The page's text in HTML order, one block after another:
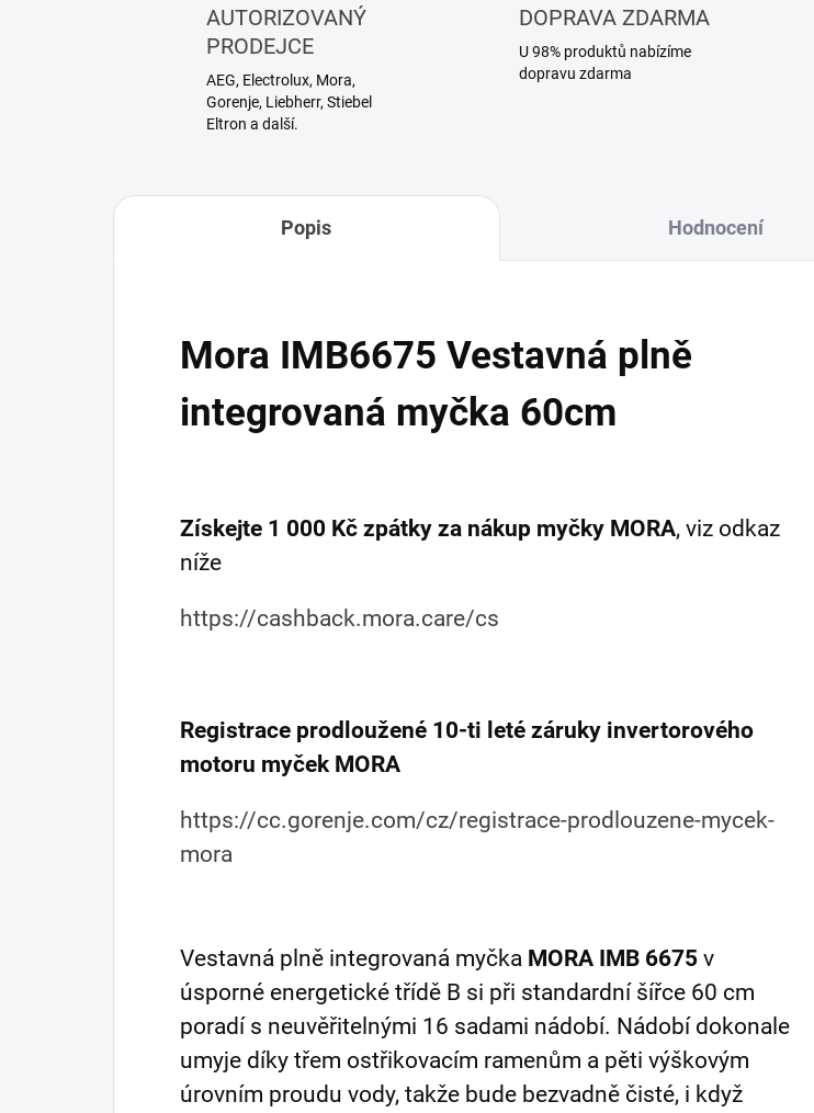
AUTORIZOVANÝ
PRODEJCE
AEG, Electrolux, Mora,
Gorenje, Liebherr, Stiebel
Eltron a další.
DOPRAVA ZDARMA
U 98% produktů nabízíme
dopravu zdarma
Popis Hodnocení
Mora IMB6675 Vestavná plně
integrovaná myčka 60cm
Získejte 1 000 Kč zpátky za nákup myčky MORA, viz odkaz
níže
https://cashback.mora.care/cs
Registrace prodloužené 10-ti leté záruky invertorového
motoru myček MORA
https://cc.gorenje.com/cz/registrace-prodlouzene-mycek-
mora
Vestavná plně integrovaná myčka MORA IMB 6675 v
úsporné energetické třídě B si při standardní šířce 60 cm
poradí s neuvěřitelnými 16 sadami nádobí. Nádobí dokonale
umyje díky třem ostřikovacím ramenům a pěti výškovým
úrovním proudu vody, takže bude bezvadně čisté, i když